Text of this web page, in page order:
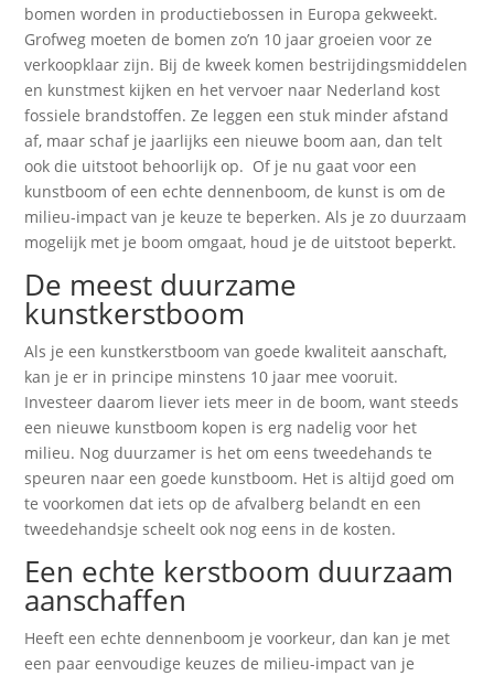
bomen worden in productiebossen in Europa gekweekt.
Grofweg moeten de bomen zo’n 10 jaar groeien voor ze
verkoopklaar zijn. Bij de kweek komen bestrijdingsmiddelen
en kunstmest kijken en het vervoer naar Nederland kost
fossiele brandstoffen. Ze leggen een stuk minder afstand
af, maar schaf je jaarlijks een nieuwe boom aan, dan telt
ook die uitstoot behoorlijk op. Of je nu gaat voor een
kunstboom of een echte dennenboom, de kunst is om de
milieu-impact van je keuze te beperken. Als je zo duurzaam
mogelijk met je boom omgaat, houd je de uitstoot beperkt.
De meest duurzame
kunstkerstboom
Als je een kunstkerstboom van goede kwaliteit aanschaft,
kan je er in principe minstens 10 jaar mee vooruit.
Investeer daarom liever iets meer in de boom, want steeds
een nieuwe kunstboom kopen is erg nadelig voor het
milieu. Nog duurzamer is het om eens tweedehands te
speuren naar een goede kunstboom. Het is altijd goed om
te voorkomen dat iets op de afvalberg belandt en een
tweedehandsje scheelt ook nog eens in de kosten.
Een echte kerstboom duurzaam
aanschaffen
Heeft een echte dennenboom je voorkeur, dan kan je met
een paar eenvoudige keuzes de milieu-impact van je